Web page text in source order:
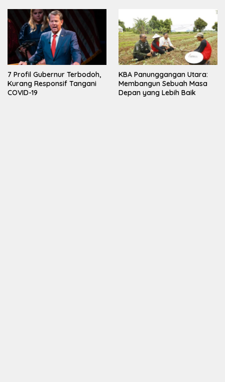
7 Profil Gubernur Terbodoh,
Kurang Responsif Tangani
COVID-19
KBA Panunggangan Utara:
Membangun Sebuah Masa
Depan yang Lebih Baik